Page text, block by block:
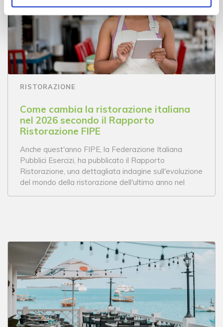
RISTORAZIONE
Come cambia la ristorazione italiana
nel 2026 secondo il Rapporto
Ristorazione FIPE
Anche quest'anno FIPE, la Federazione Italiana
Pubblici Esercizi, ha pubblicato il Rapporto
Ristorazione, una dettagliata indagine sull'evoluzione
del mondo della ristorazione dell'ultimo anno nel